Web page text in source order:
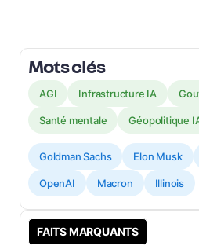
Mots clés
AGI Infrastructure IA
Santé mentale Géopolitique
Goldman Sachs Elon Musk
OpenAI Macron Illinois
FAITS MARQUANTS